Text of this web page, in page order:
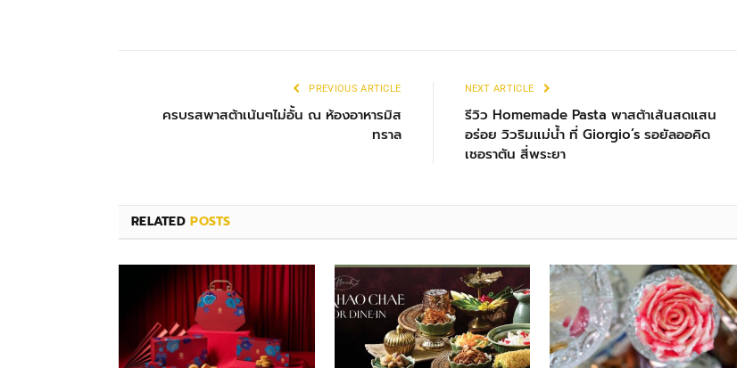
PREVIOUS ARTICLE
ครบรสพาสต้าเน้นๆไม่อั้น ณ ห้องอาหารมิส
ทราล
NEXT ARTICLE
รีวิว Homemade Pasta พาสต้าเส้นสดแสน
อร่อย วิวริมแม่น้ำ ที่ Giorgio’s รอยัลออคิด
เชอราตัน สี่พระยา
RELATEDPOSTS